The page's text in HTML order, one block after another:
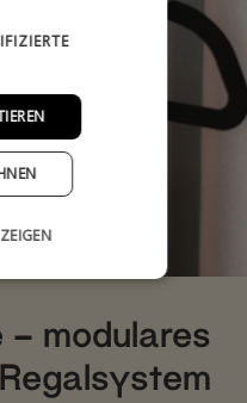
– modulares
Regalsystem